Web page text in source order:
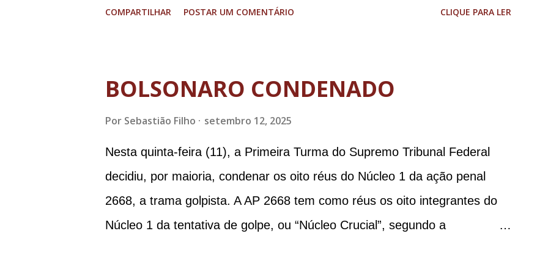
COMPARTILHAR POSTAR UM COMENTÁRIO CLIQUE PARA LER
BOLSONARO CONDENADO
Por Sebastião Filho setembro 12, 2025
Nesta quinta-feira (11), a Primeira Turma do Supremo Tribunal Federal
decidiu, por maioria, condenar os oito réus do Núcleo 1 da ação penal
2668, a trama golpista. A AP 2668 tem como réus os oito integrantes do
Núcleo 1 da tentativa de golpe, ou “Núcleo Crucial”, segundo a